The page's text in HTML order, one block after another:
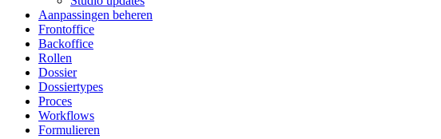
Aanpassingen beheren
Frontoffice
Backoffice
Rollen
Dossier
Dossiertypes
Proces
Workflows
Formulieren